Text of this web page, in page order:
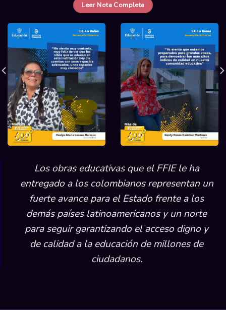
Leer Nota Completa
Los obras educativas que el FFIE le ha
entregado a los colombianos representan un
fuerte avance para el Estado frente a los
demás países latinoamericanos y un norte
para seguir garantizando el acceso digno y
de calidad a la educación de millones de
ciudadanos.